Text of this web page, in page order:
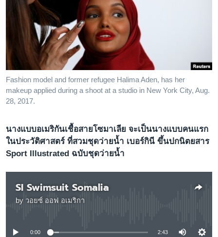
ค้นหา
ตรวจสอบข่าว
เรียนรู้ภาษาอังกฤษ
พอดคาสต์
ติดตามเรา
Fashion model and former refugee Halima Aden, has her
makeup applied during a shoot at a studio in New York City, Aug.
28, 2017.
นางแบบอเมริกันเชื้อสายโซมาเลีย จะเป็นนางแบบคนแรก
ในประวัติศาสตร์ ที่สวมชุดว่ายน้ำ เบอร์กินี ขึ้นปกนิตยสาร
Sport Illustrated ฉบับชุดว่ายน้ำ
SI Swimsuit Somalia
by วอยซ์ ออฟ อเมริกา
No media source currently available
0:00 2:43